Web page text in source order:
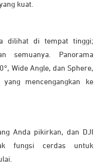
kuat.
dilihat di tempat tinggi;
semuanya. Panorama
Wide Angle, dan Sphere,
mencengangkan ke
Anda pikirkan, dan DJI
fungsi cerdas untuk